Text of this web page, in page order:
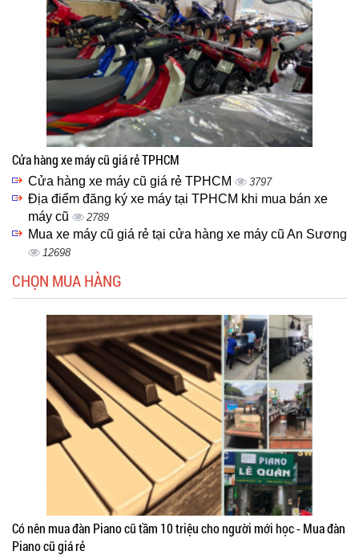
Cửa hàng xe máy cũ giá rẻ TPHCM
Cửa hàng xe máy cũ giá rẻ TPHCM 3797
Địa điểm đăng ký xe máy tại TPHCM khi mua bán xe
máy cũ
2789
Mua xe máy cũ giá rẻ tại cửa hàng xe máy cũ An Sương
12698
CHỌN MUA HÀNG
Có nên mua đàn Piano cũ tầm 10 triệu cho người mới học - Mua đàn
Piano cũ giá rẻ